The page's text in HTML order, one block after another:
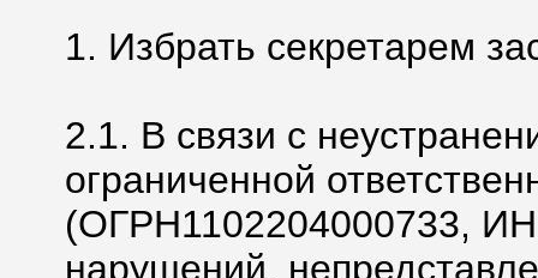
1. Избрать секретарем
2.1. В связи с
ограниченной
(ОГРН1102204000733,
нарушений,